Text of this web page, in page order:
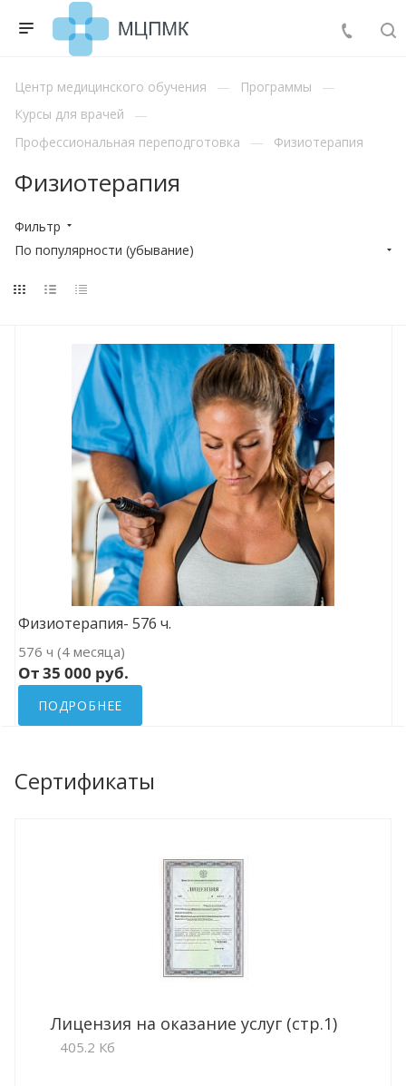
Центр медицинского обучения
Программы
Курсы для врачей
Профессиональная переподготовка
Физиотерапия
Физиотерапия
Фильтр
По популярности (убывание)
Физиотерапия- 576 ч.
576 ч (4 месяца)
От 35 000 руб.
ПОДРОБНЕЕ
Сертификаты
Лицензия на оказание услуг (стр.1)
405.2 Кб